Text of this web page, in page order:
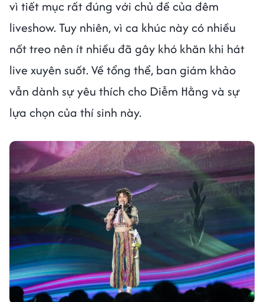
vì tiết mục rất đúng với chủ đề của đêm
liveshow. Tuy nhiên, vì ca khúc này có nhiều
nốt treo nên ít nhiều đã gây khó khăn khi hát
live xuyên suốt. Về tổng thể, ban giám khảo
vẫn dành sự yêu thích cho Diễm Hằng và sự
lựa chọn của thí sinh này.